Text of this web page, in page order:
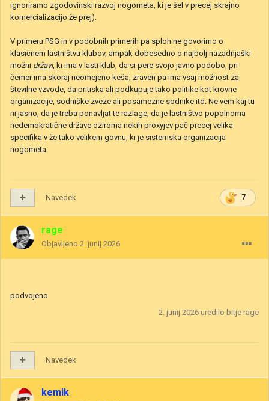
ignoriramo zgodovinski razvoj nogometa, ki je šel v precej skrajno
komercializacijo že prej).
V primeru PSG in v podobnih primerih pa sploh ne govorimo o
klasičnem lastništvu klubov, ampak dobesedno o najbolj nazadnjaški
možni državi, ki ima v lasti klub, da si pere svojo javno podobo, pri
čemer ima skoraj neomejeno keša, zraven pa ima vsaj možnost za
številne vzvode, da pritiska ali podkupuje tako politike kot krovne
organizacije, sodniške zveze ali posamezne sodnike itd. Ne vem kaj tu
ni jasno, da je treba ponavljat te razlage, da je lastništvo popolnoma
nedemokratične države oziroma nekih proxyjev pač precej velika
specifika v že tako velikem govnu, ki je sistemska organizacija
nogometa.
7
Navedek
rage
Objavljeno 2. junij 2026
podvojeno
2. junij 2026 uredilo bitje rage
Navedek
kemik